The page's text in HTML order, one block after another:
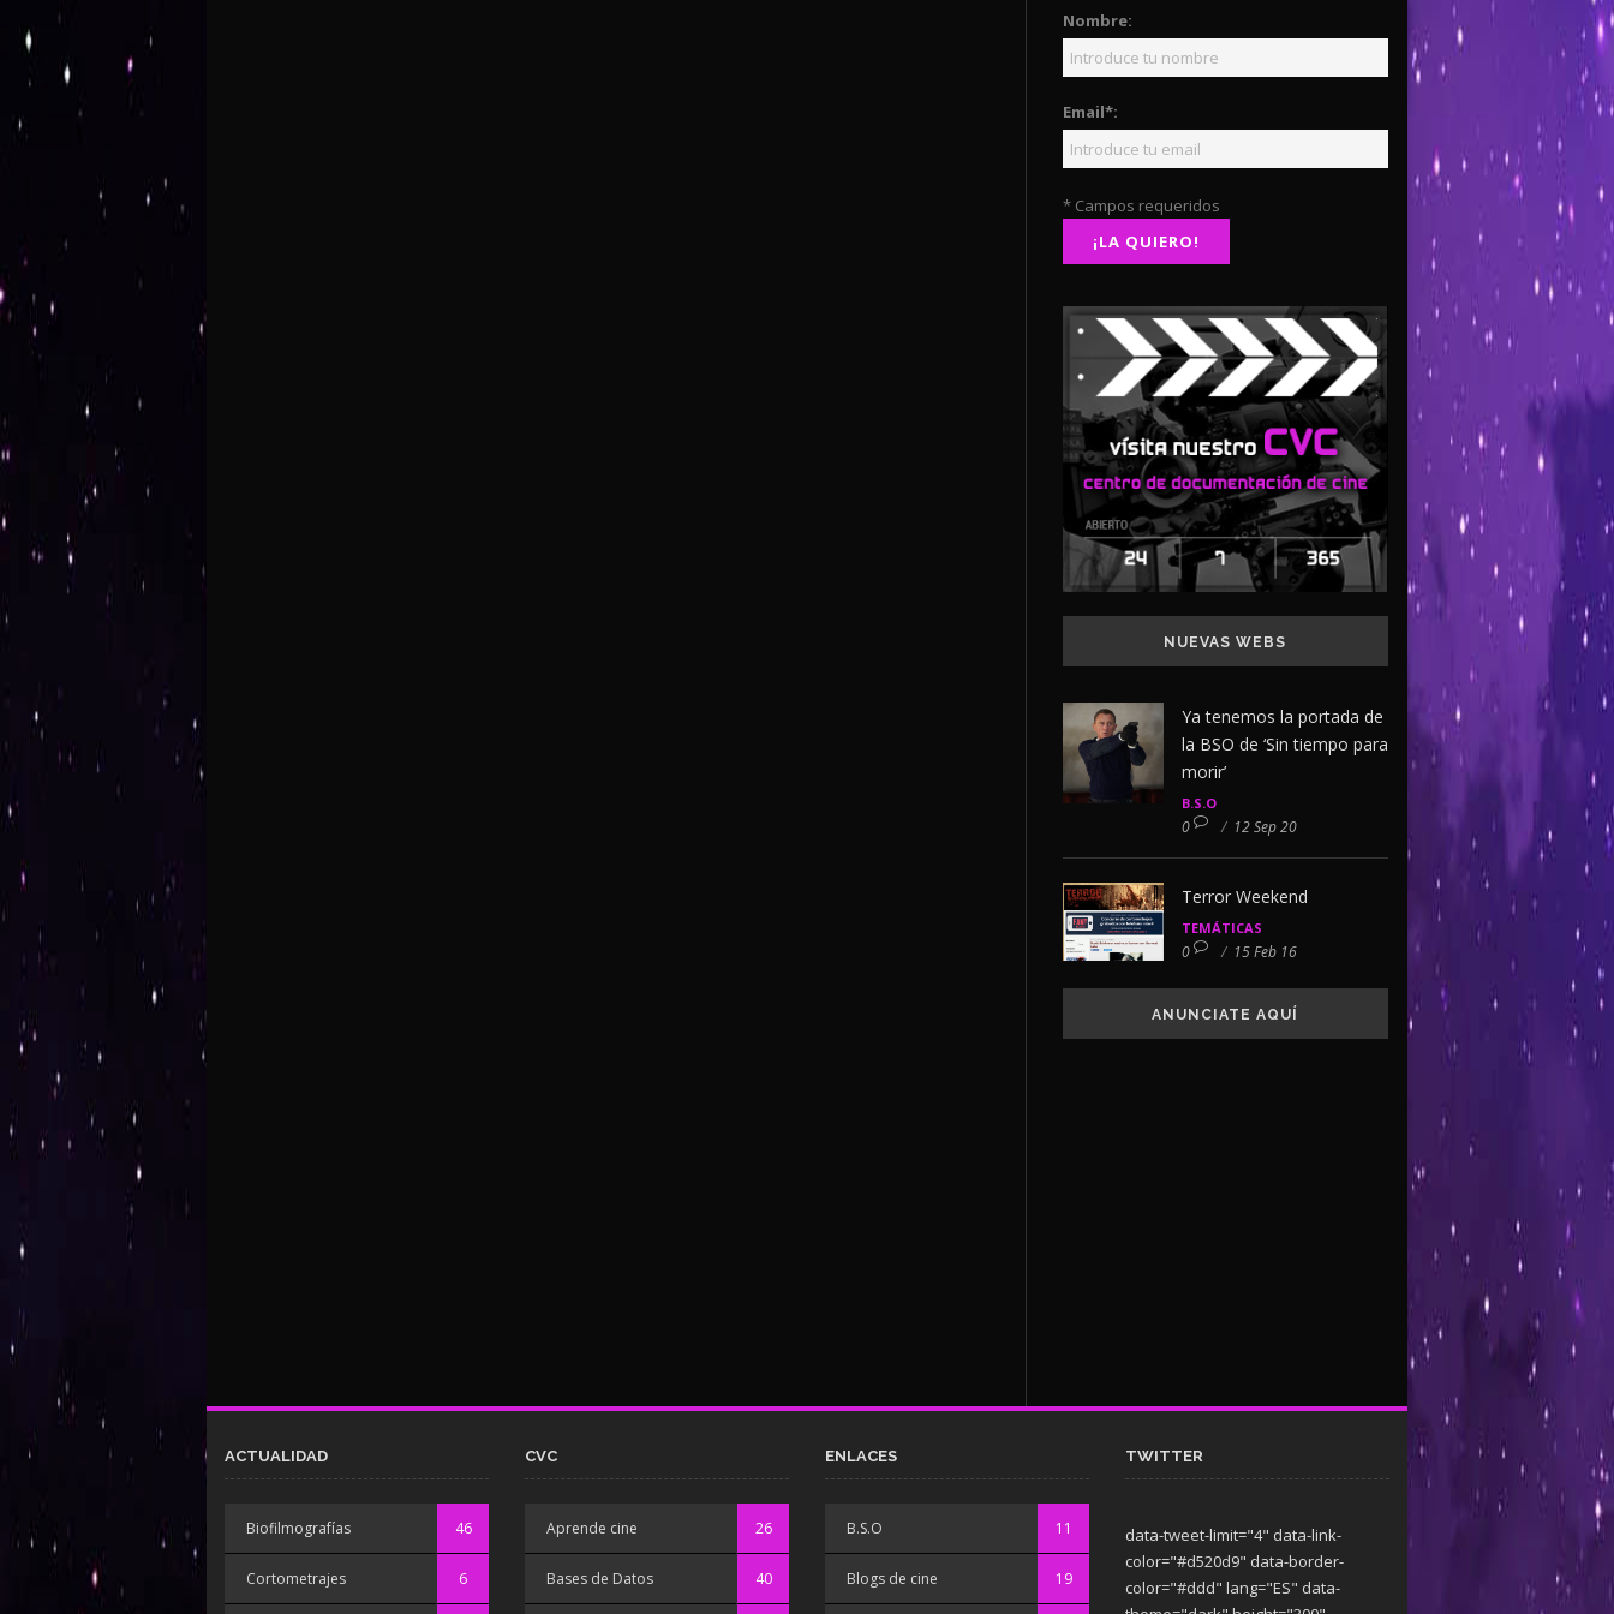
Nombre:
Email*:
* Campos requeridos
NUEVAS WEBS
Ya tenemos la portada de
la BSO de ‘Sin tiempo para
morir’
B.S.O
0 / 12 Sep 20
Terror Weekend
TEMÁTICAS
0 / 15 Feb 16
ANUNCIATE AQUÍ
ACTUALIDAD
Biofilmografías 46
Cortometrajes 6
CVC
Aprende cine 26
Bases de Datos 40
ENLACES
B.S.O 11
Blogs de cine 19
TWITTER
data-tweet-limit="4" data-link-
color="#d520d9" data-border-
color="#ddd" lang="ES" data-